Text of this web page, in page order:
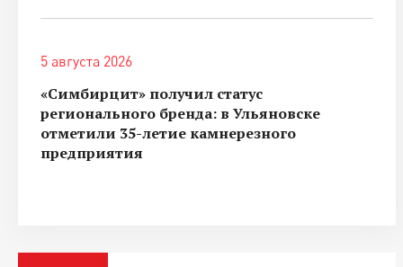
5 августа 2026
«Симбирцит» получил статус
регионального бренда: в Ульяновске
отметили 35-летие камнерезного
предприятия